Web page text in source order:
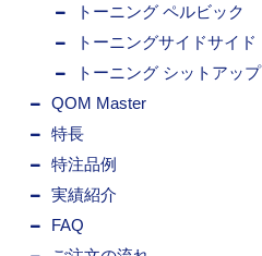
トーニング ペルビック
トーニングサイドサイド
トーニング シットアップ
QOM Master
特長
特注品例
実績紹介
FAQ